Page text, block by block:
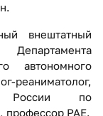
внештатный
автономного
реаниматолог,
России по
профессор РАЕ.